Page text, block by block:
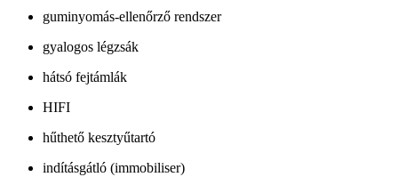
guminyomás-ellenőrző rendszer
gyalogos légzsák
hátsó fejtámlák
HIFI
hűthető kesztyűtartó
indításgátló (immobiliser)